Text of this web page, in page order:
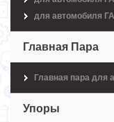
для автомобиля
Главная Пара
Главная пара для
Упоры